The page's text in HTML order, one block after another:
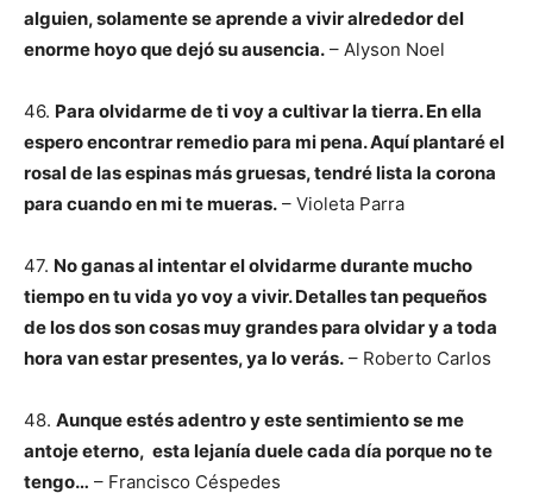
alguien, solamente se aprende a vivir alrededor del
enorme hoyo que dejó su ausencia. – Alyson Noel
46. Para olvidarme de ti voy a cultivar la tierra. En ella
espero encontrar remedio para mi pena. Aquí plantaré el
rosal de las espinas más gruesas, tendré lista la corona
para cuando en mi te mueras. – Violeta Parra
47. No ganas al intentar el olvidarme durante mucho
tiempo en tu vida yo voy a vivir. Detalles tan pequeños
de los dos son cosas muy grandes para olvidar y a toda
hora van estar presentes, ya lo verás. – Roberto Carlos
48. Aunque estés adentro y este sentimiento se me
antoje eterno, esta lejanía duele cada día porque no te
tengo… – Francisco Céspedes